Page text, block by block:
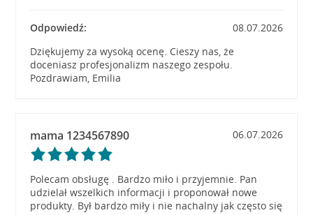
Odpowiedź:
08.07.2026
Dziękujemy za wysoką ocenę. Cieszy nas, że
doceniasz profesjonalizm naszego zespołu.
Pozdrawiam, Emilia
mama 1234567890 06.07.2026
Polecam obsługę . Bardzo miło i przyjemnie. Pan
udzielał wszelkich informacji i proponował nowe
produkty. Był bardzo miły i nie nachalny jak często się